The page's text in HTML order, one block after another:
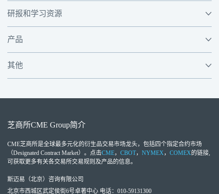
研报和学习资源
产品
其他
芝商所CME Group简介
CME芝商所是全球最多元化的衍生品交易市场龙头，包括四个指定合约市场
（Designated Contract Market）。点击CME， CBOT， NYMEX， COMEX的链接,
可获取更多有关各交易所交易规则及产品的信息。
斯迈易（北京）咨询有限公司
北京市西城区武定侯街6号卓著中心 电话：010-59131300